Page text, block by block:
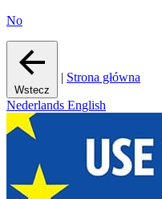
No
Wstecz
| Strona główna
Nederlands English